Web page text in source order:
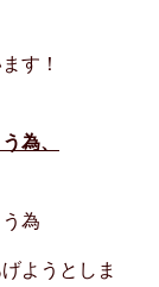
す！
為、
為
ようとしま